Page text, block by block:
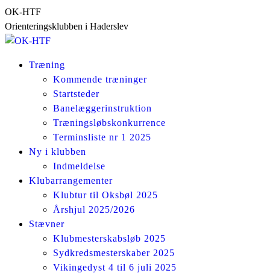
Skip
to
content
OK-HTF
Orienteringsklubben i Haderslev
Træning
Kommende træninger
Startsteder
Banelæggerinstruktion
Træningsløbskonkurrence
Terminsliste nr 1 2025
Ny i klubben
Indmeldelse
Klubarrangementer
Klubtur til Oksbøl 2025
Årshjul 2025/2026
Stævner
Klubmesterskabsløb 2025
Sydkredsmesterskaber 2025
Vikingedyst 4 til 6 juli 2025